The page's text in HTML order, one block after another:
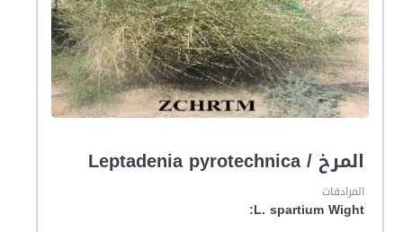
المرخ / Leptadenia pyrotechnica
المرادفات
L. spartium Wight: